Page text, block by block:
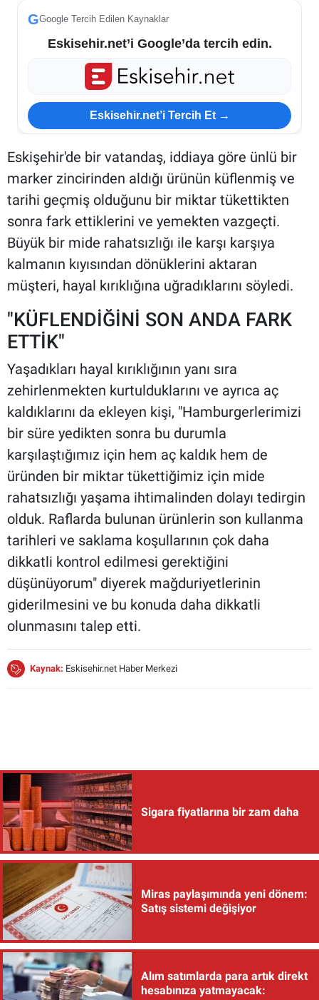
GGoogle Tercih Edilen Kaynaklar
Eskisehir.net’i Google’da tercih edin.
Eskisehir.net’i Tercih Et →
Eskişehir'de bir vatandaş, iddiaya göre ünlü bir
marker zincirinden aldığı ürünün küflenmiş ve
tarihi geçmiş olduğunu bir miktar tükettikten
sonra fark ettiklerini ve yemekten vazgeçti.
Büyük bir mide rahatsızlığı ile karşı karşıya
kalmanın kıyısından dönüklerini aktaran
müşteri, hayal kırıklığına uğradıklarını söyledi.
"KÜFLENDİĞİNİ SON ANDA FARK
ETTİK"
Yaşadıkları hayal kırıklığının yanı sıra
zehirlenmekten kurtulduklarını ve ayrıca aç
kaldıklarını da ekleyen kişi, "Hamburgerlerimizi
bir süre yedikten sonra bu durumla
karşılaştığımız için hem aç kaldık hem de
üründen bir miktar tükettiğimiz için mide
rahatsızlığı yaşama ihtimalinden dolayı tedirgin
olduk. Raflarda bulunan ürünlerin son kullanma
tarihleri ve saklama koşullarının çok daha
dikkatli kontrol edilmesi gerektiğini
düşünüyorum" diyerek mağduriyetlerinin
giderilmesini ve bu konuda daha dikkatli
olunmasını talep etti.
Kaynak: Eskisehir.net Haber Merkezi
Sigara fiyatlarına bir zam daha
Miras paylaşımında yeni dönem:
Satış sistemi değişiyor
Alım satımlarda para artık direkt
hesabınıza yatmayacak: